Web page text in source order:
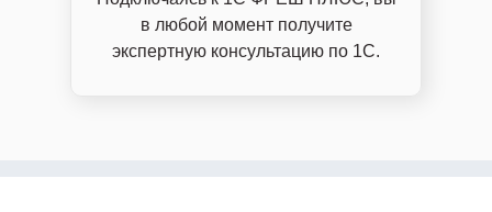
в любой момент получите
экспертную консультацию по 1С.